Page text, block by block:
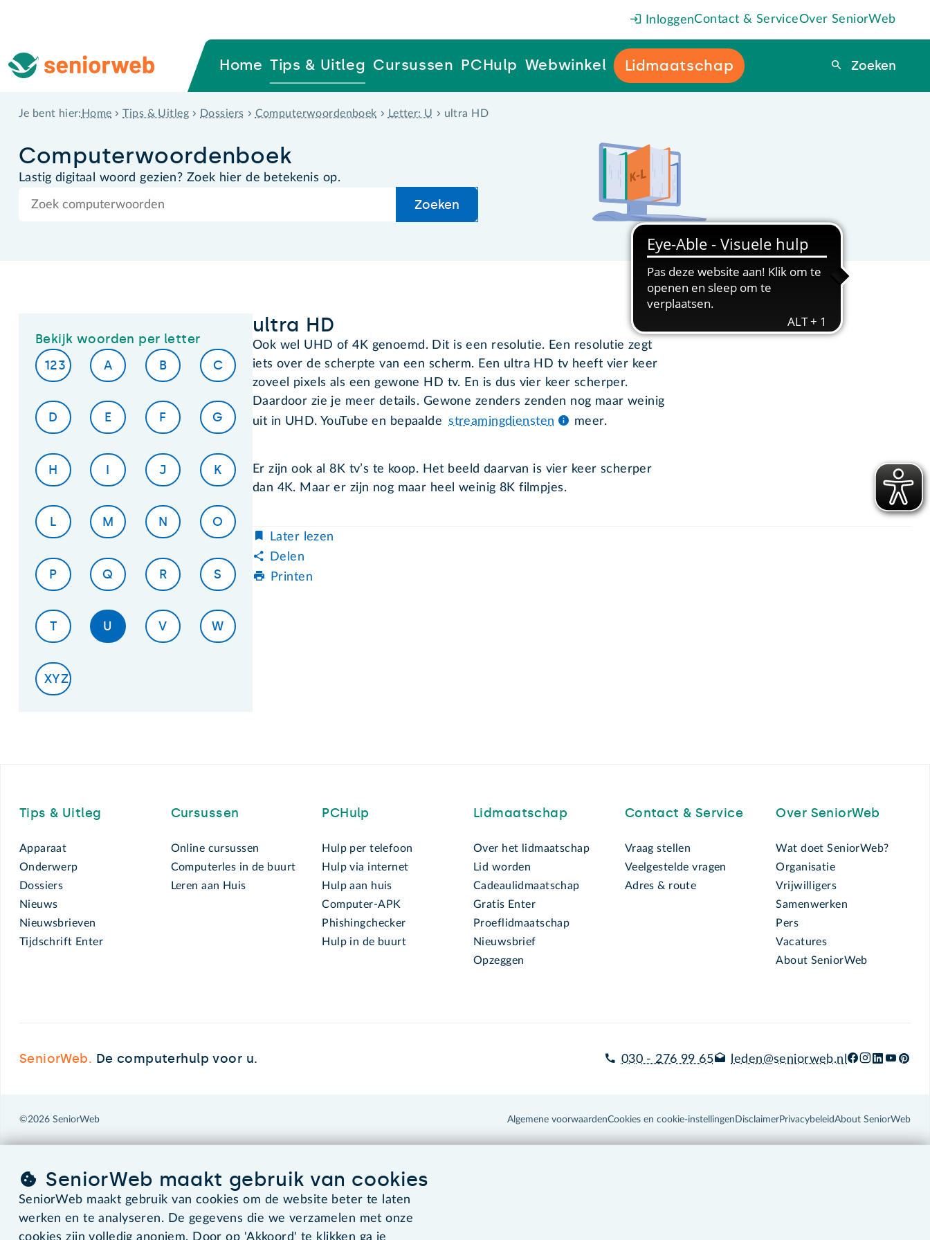
InloggenContact & ServiceOver SeniorWeb
Home Tips & Uitleg Cursussen PCHulp Webwinkel Lidmaatschap Zoeken
Zoeken
Je bent hier: Home Tips & Uitleg Dossiers Computerwoordenboek Letter: U ultra HD
Computer­woordenboek
Lastig digitaal woord gezien? Zoek hier de betekenis op.
Zoeken
Bekijk woorden per letter
123
A B C
D E F G
H I J K
L M N O
P Q R S
T U V W
XYZ
ultra HD
Ook wel UHD of 4K genoemd. Dit is een resolutie. Een resolutie zegt
iets over de scherpte van een scherm. Een ultra HD tv heeft vier keer
zoveel pixels als een gewone HD tv. En is dus vier keer scherper.
Daardoor zie je meer details. Gewone zenders zenden nog maar weinig
uit in UHD. YouTube en bepaalde streamingdiensten meer.
Er zijn ook al 8K tv’s te koop. Het beeld daarvan is vier keer scherper
dan 4K. Maar er zijn nog maar heel weinig 8K filmpjes.
Later lezen
Delen
Printen
Tips & Uitleg
Apparaat
Onderwerp
Dossiers
Nieuws
Nieuwsbrieven
Tijdschrift Enter
Cursussen
Online cursussen
Computerles in de buurt
Leren aan Huis
PCHulp
Hulp per telefoon
Hulp via internet
Hulp aan huis
Computer-APK
Phishingchecker
Hulp in de buurt
Lidmaatschap
Over het lidmaatschap
Lid worden
Cadeaulidmaatschap
Gratis Enter
Proeflidmaatschap
Nieuwsbrief
Opzeggen
Contact & Service
Vraag stellen
Veelgestelde vragen
Adres & route
Over SeniorWeb
Wat doet SeniorWeb?
Organisatie
Vrijwilligers
Samenwerken
Pers
Vacatures
About SeniorWeb
SeniorWeb. De computerhulp voor u. 030 - 276 99 65 leden@seniorweb.nl
©2026 SeniorWeb Algemene voorwaardenCookies en cookie-instellingen DisclaimerPrivacybeleidAbout SeniorWeb
SeniorWeb maakt gebruik van cookies
SeniorWeb maakt gebruik van cookies om de website beter te laten
werken en te analyseren. De gegevens die we verzamelen met onze
cookies zijn volledig anoniem. Door op 'Akkoord' te klikken ga je